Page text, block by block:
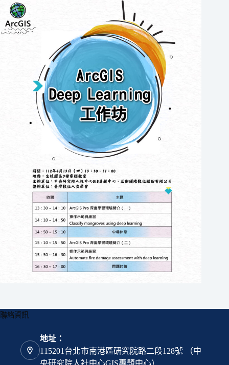
聯絡資訊
地址：
115201台北市南港區研究院路二段128號 （中
央研究院人社中心GIS專題中心）